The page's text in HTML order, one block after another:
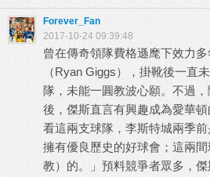
Forever_Fan
2017-10-24 09:39:48
曾在傳奇領隊費格遜麾下效力
（Ryan Giggs），掛靴後一直
隊，未能一圓教波心願。不過
後，傑斯直言有興趣成為愛華
看這兩支球隊，李斯特城兩季
擁有優良歷史的好球會；這兩
教）的。」預料競爭者眾多，